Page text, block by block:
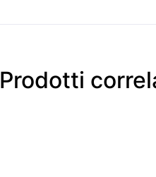
Prodotti